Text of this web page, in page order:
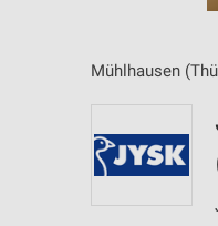
Mühlhausen